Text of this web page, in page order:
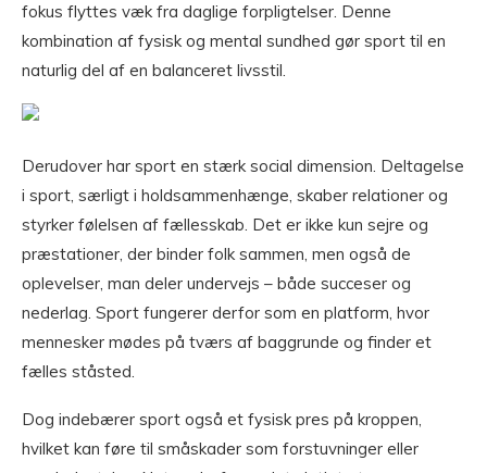
fokus flyttes væk fra daglige forpligtelser. Denne
kombination af fysisk og mental sundhed gør sport til en
naturlig del af en balanceret livsstil.
Derudover har sport en stærk social dimension. Deltagelse
i sport, særligt i holdsammenhænge, skaber relationer og
styrker følelsen af fællesskab. Det er ikke kun sejre og
præstationer, der binder folk sammen, men også de
oplevelser, man deler undervejs – både succeser og
nederlag. Sport fungerer derfor som en platform, hvor
mennesker mødes på tværs af baggrunde og finder et
fælles ståsted.
Dog indebærer sport også et fysisk pres på kroppen,
hvilket kan føre til småskader som forstuvninger eller